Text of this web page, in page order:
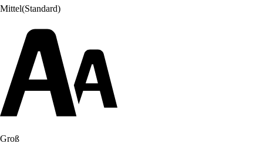
Mittel(Standard)
Groß